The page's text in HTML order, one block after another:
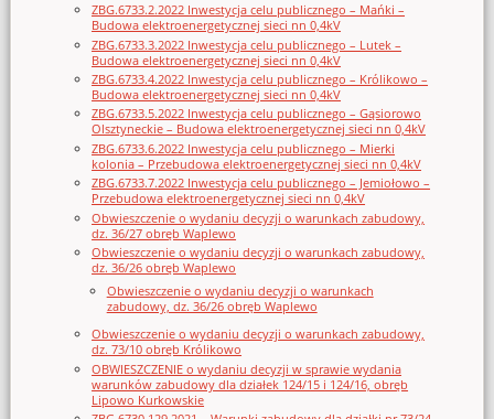
ZBG.6733.2.2022 Inwestycja celu publicznego – Mańki –
Budowa elektroenergetycznej sieci nn 0,4kV
ZBG.6733.3.2022 Inwestycja celu publicznego – Lutek –
Budowa elektroenergetycznej sieci nn 0,4kV
ZBG.6733.4.2022 Inwestycja celu publicznego – Królikowo –
Budowa elektroenergetycznej sieci nn 0,4kV
ZBG.6733.5.2022 Inwestycja celu publicznego – Gąsiorowo
Olsztyneckie – Budowa elektroenergetycznej sieci nn 0,4kV
ZBG.6733.6.2022 Inwestycja celu publicznego – Mierki
kolonia – Przebudowa elektroenergetycznej sieci nn 0,4kV
ZBG.6733.7.2022 Inwestycja celu publicznego – Jemiołowo –
Przebudowa elektroenergetycznej sieci nn 0,4kV
Obwieszczenie o wydaniu decyzji o warunkach zabudowy,
dz. 36/27 obręb Waplewo
Obwieszczenie o wydaniu decyzji o warunkach zabudowy,
dz. 36/26 obręb Waplewo
Obwieszczenie o wydaniu decyzji o warunkach
zabudowy, dz. 36/26 obręb Waplewo
Obwieszczenie o wydaniu decyzji o warunkach zabudowy,
dz. 73/10 obręb Królikowo
OBWIESZCZENIE o wydaniu decyzji w sprawie wydania
warunków zabudowy dla działek 124/15 i 124/16, obręb
Lipowo Kurkowskie